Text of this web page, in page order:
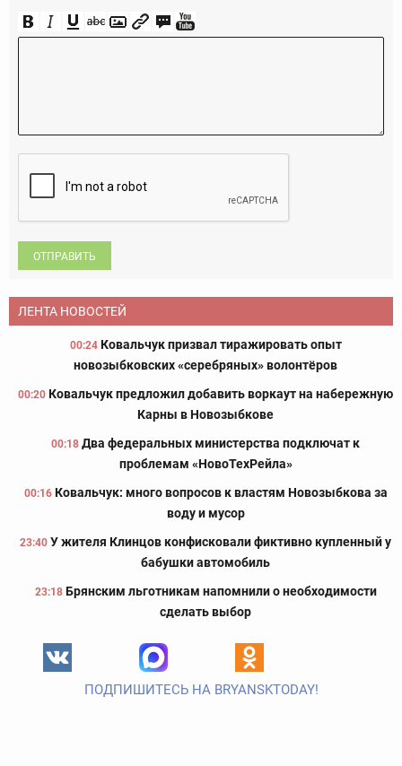
ОТПРАВИТЬ
ЛЕНТА НОВОСТЕЙ
00:24 Ковальчук призвал тиражировать опыт
новозыбковских «серебряных» волонтёров
00:20 Ковальчук предложил добавить воркаут на набережную
Карны в Новозыбкове
00:18 Два федеральных министерства подключат к
проблемам «НовоТехРейла»
00:16 Ковальчук: много вопросов к властям Новозыбкова за
воду и мусор
23:40 У жителя Клинцов конфисковали фиктивно купленный у
бабушки автомобиль
23:18 Брянским льготникам напомнили о необходимости
сделать выбор
ПОДПИШИТЕСЬ НА BRYANSKTODAY!